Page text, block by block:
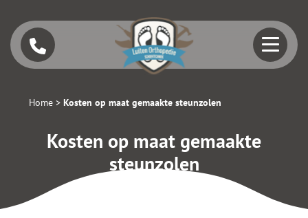
Home > Kosten op maat gemaakte steunzolen
Kosten op maat gemaakte
steunzolen